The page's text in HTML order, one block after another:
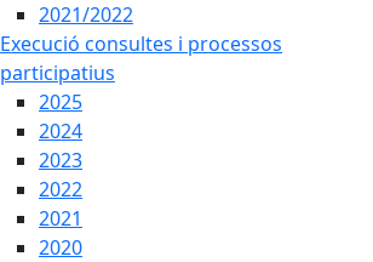
2021/2022
Execució consultes i processos
participatius
2025
2024
2023
2022
2021
2020